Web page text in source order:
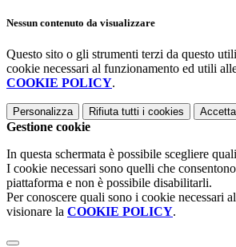
Nessun contenuto da visualizzare
Questo sito o gli strumenti terzi da questo
cookie necessari al funzionamento ed utili
COOKIE POLICY.
Personalizza Rifiuta tutti i cookies
Gestione cookie
In questa schermata è possibile scegliere
I cookie necessari sono quelli che
piattaforma e non è possibile disabilitarli.
Per conoscere quali sono i cookie necessari
visionare la COOKIE POLICY.